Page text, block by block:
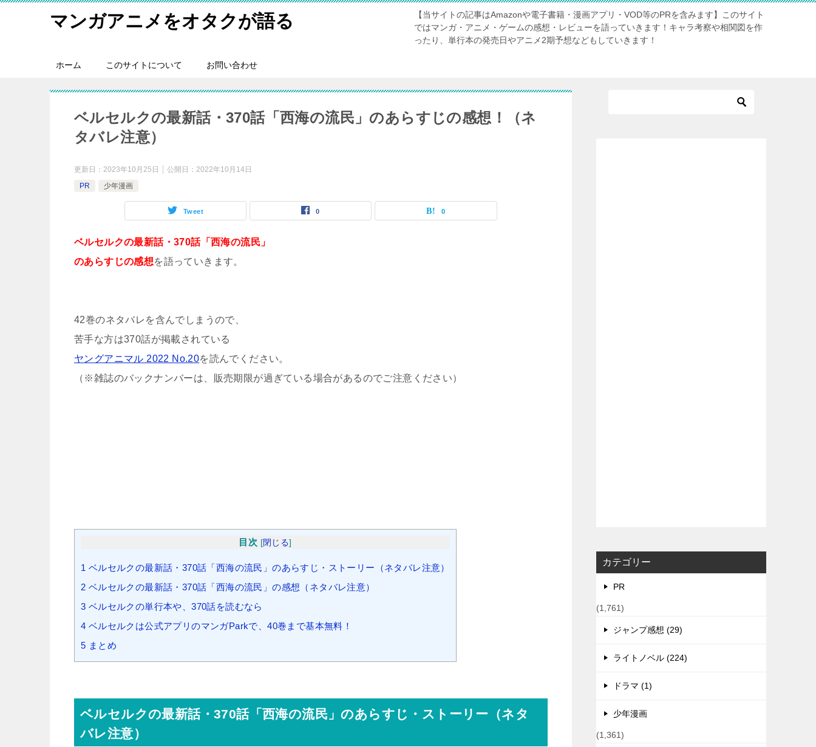
マンガアニメをオタクが語る
【当サイトの記事はAmazonや電子書籍・漫画アプリ・VOD等のPRを含みます】このサイト
ではマンガ・アニメ・ゲームの感想・レビューを語っていきます！キャラ考察や相関図を作
ったり、単行本の発売日やアニメ2期予想などもしていきます！
ホーム このサイトについて お問い合わせ
ベルセルクの最新話・370話「西海の流民」のあらすじの感想！（ネ
タバレ注意）
更新日： 2023年10月25日 公開日： 2022年10月14日
PR
少年漫画
Tweet 0 0
ベルセルクの最新話・370話「西海の流民」
のあらすじの感想を語っていきます。
42巻のネタバレを含んでしまうので、
苦手な方は370話が掲載されている
ヤングアニマル 2022 No.20を読んでください。
（※雑誌のバックナンバーは、販売期限が過ぎている場合があるのでご注意ください）
目次 [閉じる]
1 ベルセルクの最新話・370話「西海の流民」のあらすじ・ストーリー（ネタバレ注意）
2 ベルセルクの最新話・370話「西海の流民」の感想（ネタバレ注意）
3 ベルセルクの単行本や、370話を読むなら
4 ベルセルクは公式アプリのマンガParkで、40巻まで基本無料！
5 まとめ
ベルセルクの最新話・370話「西海の流民」のあらすじ・ストーリー（ネタ
バレ注意）
カテゴリー
PR
(1,761)
ジャンプ感想 (29)
ライトノベル (224)
ドラマ (1)
少年漫画
(1,361)